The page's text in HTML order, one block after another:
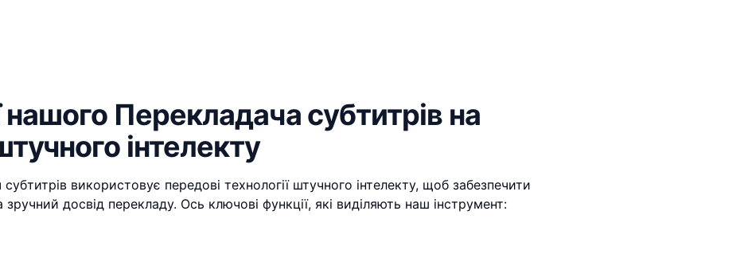
нашого Перекладача субтитрів на
інтелекту
використовує передові технології штучного інтелекту, щоб забезпечити
зручний досвід перекладу. Ось ключові функції, які виділяють наш інструмент: